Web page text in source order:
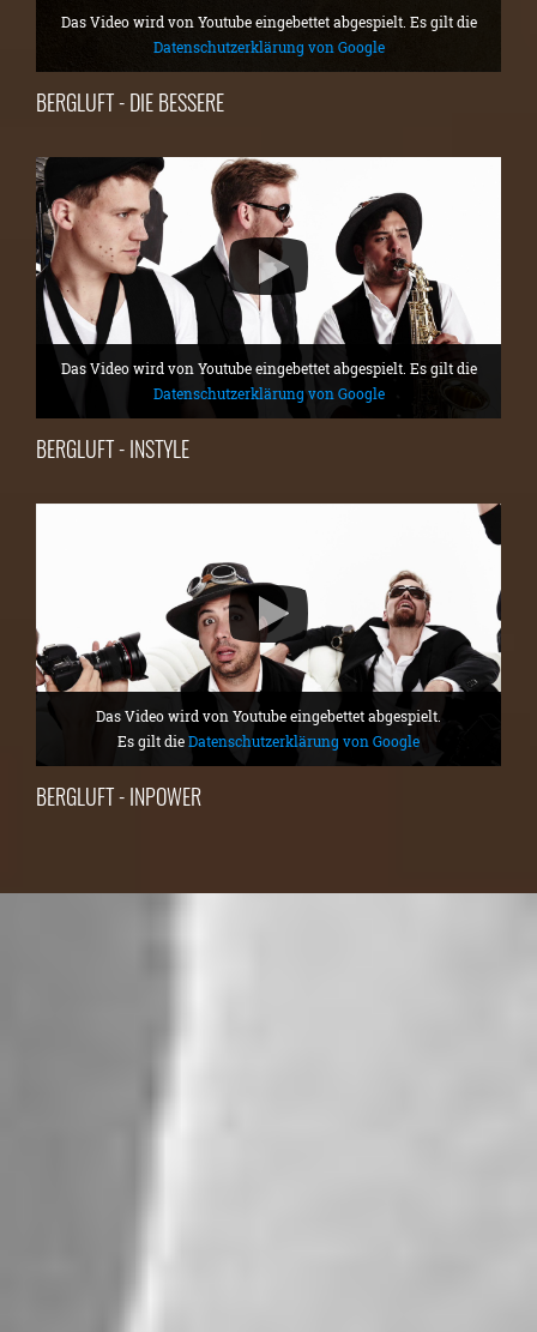
Das Video wird von Youtube eingebettet abgespielt. Es gilt die
Datenschutzerklärung von Google
BERGLUFT - DIE BESSERE
Das Video wird von Youtube eingebettet abgespielt. Es gilt die
Datenschutzerklärung von Google
BERGLUFT - INSTYLE
Das Video wird von Youtube eingebettet abgespielt.
Es gilt dieDatenschutzerklärung von Google
BERGLUFT - INPOWER